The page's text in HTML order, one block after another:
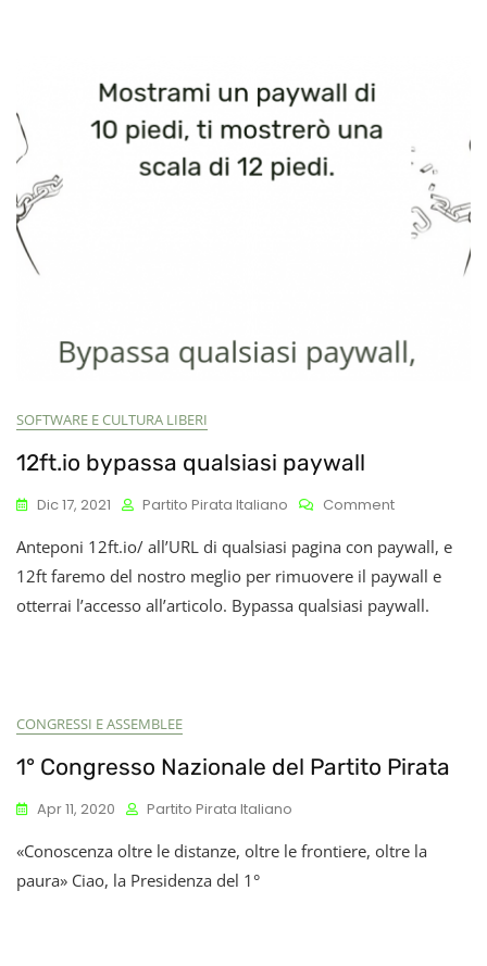
Accademici:
Giova
Questa
Crociata?
SOFTWARE E CULTURA LIBERI
12ft.io bypassa qualsiasi paywall
Dic 17, 2021 Partito Pirata Italiano CommentOn
Bypassa
Qualsiasi
Paywall
Anteponi 12ft.io/ all’URL di qualsiasi pagina con paywall, e
12ft faremo del nostro meglio per rimuovere il paywall e
otterrai l’accesso all’articolo. Bypassa qualsiasi paywall.
CONGRESSI E ASSEMBLEE
1° Congresso Nazionale del Partito Pirata
Apr 11, 2020 Partito Pirata Italiano
«Conoscenza oltre le distanze, oltre le frontiere, oltre la
paura» Ciao, la Presidenza del 1°